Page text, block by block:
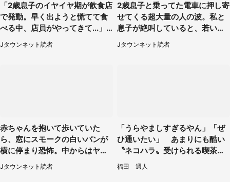
「2歳息子のイヤイヤ期が飲食店
で発動。早く出ようと慌てて食
べる中、店員がやってきて...」
（岡山県・40代女性）
Jタウンネット読者
2歳息子と乗ってた電車に押し寄
せてくる超大量の人の波。私と
息子が絶叫していると、若いカ
ップルの乗客が...（東京都・60
代女性）
Jタウンネット読者
赤ちゃんを抱いて歩いていた
ら、窓にスモークの白いバンが
横に停まり恐怖。中からはヤン
チャそうな男性が...（神奈川
県・40代女性）
Jタウンネット読者
「うらやましすぎるやん」「ぜ
ひ通いたい」 あまりにも酷い
〝ネコハラ〟受けられる喫茶店
に5.3万人驚がく
福田 週人